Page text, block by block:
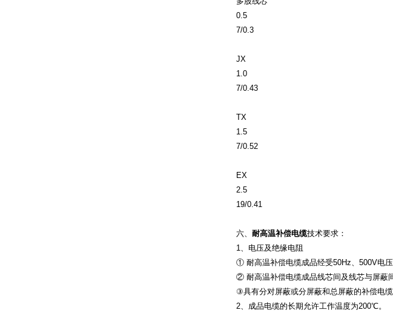
0.5
7/0.3
JX
1.0
7/0.43
TX
1.5
7/0.52
EX
2.5
19/0.41
六、 耐高温补偿电缆技术要求：
1、电压及绝缘电阻
① 耐高温补偿电缆成品经受50Hz、500V电
② 耐高温补偿电缆成品线芯间及线芯与屏
③具有分对屏蔽或分屏蔽和总屏蔽的补偿电
2、成品电缆的长期允许工作温度为200℃。